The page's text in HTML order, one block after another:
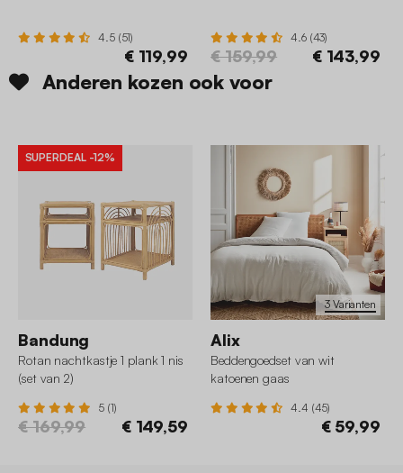
4.5 (51)
€ 119,99
4.6 (43)
€ 159,99 € 143,99
Anderen kozen ook voor
SUPERDEAL -12%
Bandung
Rotan nachtkastje 1 plank 1 nis
(set van 2)
5 (1)
€ 169,99 € 149,59
3 Varianten
Alix
Beddengoedset van wit
katoenen gaas
4.4 (45)
€ 59,99